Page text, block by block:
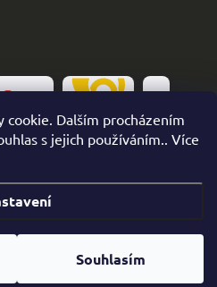
cookie. Dalším procházením
s jejich používáním.. Více
Souhlasím
Vytvořil Shoptet
. Všechna práva vyhrazena.